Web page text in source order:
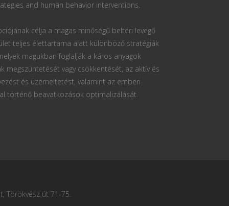
and human behavior interventions.
célja a magas minőségű beltéri levegő
teljes élettartama alatt különböző stratégiák
magukban foglalják a káros anyagok
megszüntetését vagy csökkentését, az aktív és
és üzemeltetést, valamint az emberi
történő beavatkozások optimalizálását.
Törökvész út 71-75.